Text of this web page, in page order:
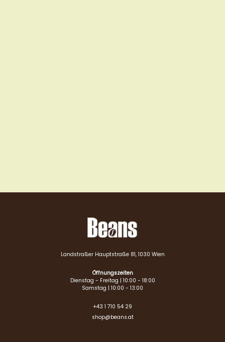
Landstraßer Hauptstraße 81, 1030 Wien
Öffnungszeiten
Dienstag - Freitag | 10:00 - 18:00
Samstag | 10:00 - 13:00
+43 1 710 54 29
shop@beans.at